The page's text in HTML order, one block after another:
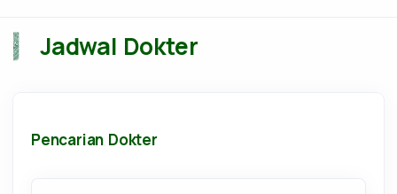
Jadwal Dokter
Pencarian Dokter